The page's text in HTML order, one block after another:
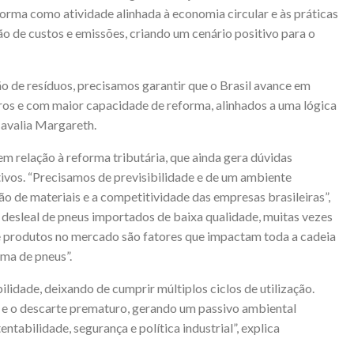
como atividade alinhada à economia circular e às práticas
de custos e emissões, criando um cenário positivo para o
de resíduos, precisamos garantir que o Brasil avance em
e com maior capacidade de reforma, alinhados a uma lógica
Margareth.
relação à reforma tributária, que ainda gera dúvidas
“Precisamos de previsibilidade e de um ambiente
de materiais e a competitividade das empresas brasileiras”,
de pneus importados de baixa qualidade, muitas vezes
no mercado são fatores que impactam toda a cadeia
de pneus”.
deixando de cumprir múltiplos ciclos de utilização.
o descarte prematuro, gerando um passivo ambiental
segurança e política industrial”, explica